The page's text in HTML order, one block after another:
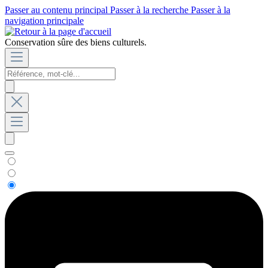
Passer au contenu principal Passer à la recherche Passer à la
navigation principale
Conservation sûre des biens culturels.